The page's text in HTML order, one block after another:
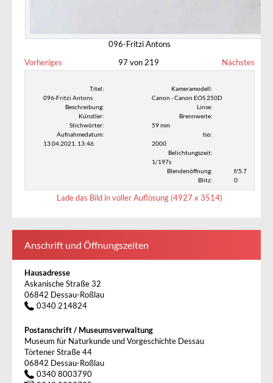
096-Fritzi Antons
Vorheriges
97 von 219 Nächstes
Titel:
096-Fritzi Antons
Beschreibung:
Künstler:
Stichwörter:
Aufnahmedatum:
13.04.2021. 13:46
Kameramodell:
Canon - Canon EOS 250D
Linse:
Brennweite:
59 mm
Iso:
2000
Belichtungszeit:
1/197s
Blendenöffnung:
f/5.7
Blitz:
0
Lade das Bild in voller Auflösung (4927 x 3514)
Anschrift und Öffnungszeiten
Hausadresse
Askanische Straße 32
06842 Dessau-Roßlau
0340 214824
Postanschrift / Museumsverwaltung
Museum für Naturkunde und Vorgeschichte Dessau
Törtener Straße 44
06842 Dessau-Roßlau
0340 8003790